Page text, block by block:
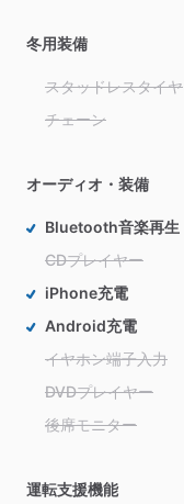
冬用装備
スタッドレスタイヤ
チェーン
オーディオ・装備
Bluetooth音楽再生
CDプレイヤー
iPhone充電
Android充電
イヤホン端子入力
DVDプレイヤー
後席モニター
運転支援機能